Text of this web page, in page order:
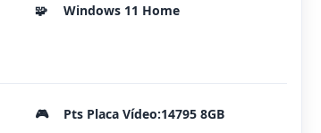
🧩 Windows 11 Home
🎮
Pts Placa Vídeo:14795 8GB